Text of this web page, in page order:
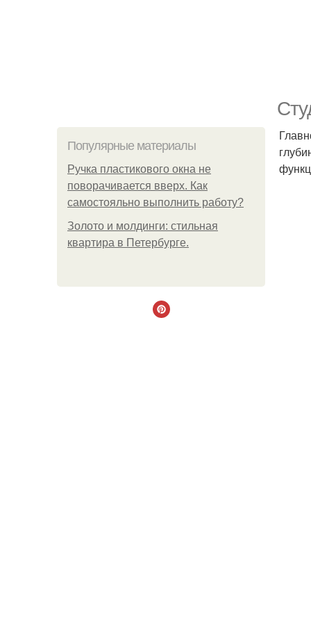
Популярные материалы
Ручка пластикового окна не
поворачивается вверх. Как
самостояльно выполнить работу?
Золото и молдинги: стильная
квартира в Петербурге.